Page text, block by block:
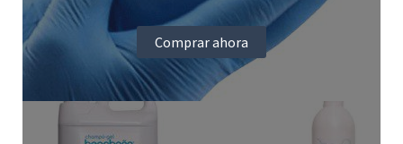
Comprar ahora